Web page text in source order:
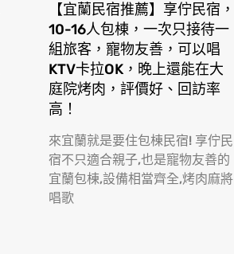
【宜蘭民宿推薦】享佇民宿，
10-16人包棟，一次只接待一
組旅客，寵物友善，可以唱
KTV卡拉OK，晚上還能在大
庭院烤肉，評價好、回訪率
高！
來宜蘭就是要住包棟民宿! 享佇民
宿不只適合親子,也是寵物友善的
宜蘭包棟,設備相當齊全,烤肉麻將
唱歌